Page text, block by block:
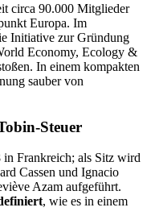
circa 90.000 Mitglieder
Europa. Im
Initiative zur Gründung
Economy, Ecology &
In einem kompakten
sauber von
Steuer
Frankreich; als Sitz wird
Cassen und Ignacio
Azam aufgeführt.
, wie es in einem